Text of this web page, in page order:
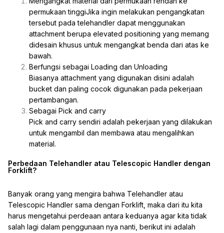
permukaan tinggiJika ingin melakukan pengangkatan
tersebut pada telehandler dapat menggunakan
attachment berupa elevated positioning yang memang
didesain khusus untuk mengangkat benda dari atas ke
bawah.
Berfungsi sebagai Loading dan Unloading
Biasanya attachment yang digunakan disini adalah
bucket dan paling cocok digunakan pada pekerjaan
pertambangan.
Sebagai Pick and carry
Pick and carry sendiri adalah pekerjaan yang dilakukan
untuk mengambil dan membawa atau mengalihkan
material.
Perbedaan Telehandler atau Telescopic Handler dengan
Forklift?
Banyak orang yang mengira bahwa Telehandler atau
Telescopic Handler sama dengan Forklift, maka dari itu kita
harus mengetahui perdeaan antara keduanya agar kita tidak
salah lagi dalam penggunaan nya nanti, berikut ini adalah